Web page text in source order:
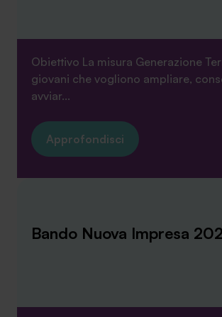
Obiettivo La misura Generazione
giovani che vogliono ampliare,
avviar...
Approfondisci
Bando Nuova Impresa